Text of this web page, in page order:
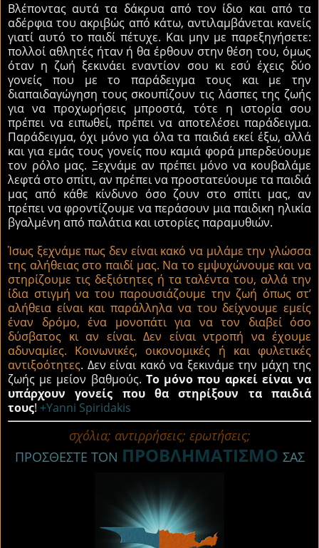
Βλέποντας αυτά τα δάκρυα από τον ίδιο και από τα
αδέρφια του ακριβώς από κάτω, αντιλαμβάνεται κανείς
γιατί αυτό το παιδί πέτυχε. Και μην με παρεξηγήσετε:
πολλοί αθλητές ήταν ή θα έρθουν στην θέση του, όμως
όταν η ζωή ξεκινάει εναντίον σου κι εσύ έχεις δύο
γονείς που με το παράδειγμα τους και με την
διαπαιδαγώγηση τους σκουπίζουν τις λάσπες της ζωής
για να προχωρήσεις μπροστά, τότε η ιστορία σου
πρέπει να ειπωθεί, πρέπει να αποτελέσει παράδειγμα.
Παράδειγμα, όχι μόνο για όλα τα παιδιά εκεί έξω, αλλά
και για εμάς τους γονείς που καμιά φορά μπερδεύουμε
τον ρόλο μας. Ξεχνάμε αν πρέπει μόνο να κουβαλάμε
λεφτά στο σπίτι, αν πρέπει να προστατεύουμε τα παιδιά
μας από κάθε κίνδυνο όσο ζουν στο σπίτι μας, αν
πρέπει να φροντίζουμε να περάσουν μια παιδικη ηλικία
βγαλμένη από παλάτια και ιστορίες παραμυθιών.
Ίσως ξεχνάμε πως δεν είναι κακό να μιλάμε την γλώσσα
της αλήθειας στο παιδί μας. Να το εμψυχώνουμε και να
στηρίζουμε τις δεξιότητες ή τα ταλέντα του, αλλά την
ίδια στιγμή να του παρουσιάζουμε την ζωή όπως στ’
αλήθεια είναι και παράλληλα να του δείχνουμε εμείς
έναν δρόμο, ένα μονοπάτι για να τον διαβεί όσο
δύσβατος κι αν είναι. Δεν είναι ντροπή να έχουμε
αδυναμίες. Κοινωνικές, οικονομικές ή και φυλετικές
αντιξοότητες. Δεν είναι κακό να ξεκινάμε την μάχη της
ζωής με μείον βαθμούς. Το μόνο που αρκεί είναι να
υπάρχουν γονείς που θα στηρίξουν τα παιδιά
τους! +Yanni Spiridakis
σχόλια; αντιρρήσεις; ερωτήσεις;
ΠΡΟΣΘΕΣΤΕ ΤΟΝ ΠΡΟΒΛΗΜΑΤΙΣΜΟ ΣΑΣ